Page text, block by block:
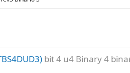
bit 4 u4 Binary 4